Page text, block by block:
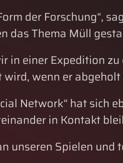
der Forschung“,
das Thema Müll
in einer Expedition
wenn er
Network“ hat sich
in Kontakt
unseren Spielen und